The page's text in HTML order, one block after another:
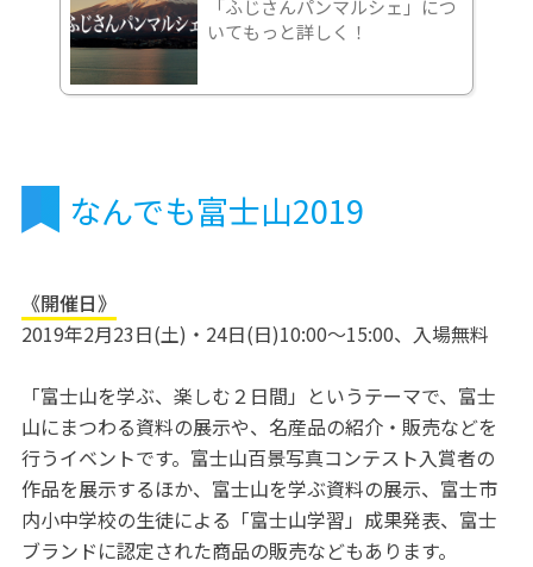
「ふじさんパンマルシェ」につ
いてもっと詳しく！
なんでも富士山2019
《開催日》
2019年2月23日(土)・24日(日)10:00～15:00、入場無料
「富士山を学ぶ、楽しむ２日間」というテーマで、富士
山にまつわる資料の展示や、名産品の紹介・販売などを
行うイベントです。富士山百景写真コンテスト入賞者の
作品を展示するほか、富士山を学ぶ資料の展示、富士市
内小中学校の生徒による「富士山学習」成果発表、富士
ブランドに認定された商品の販売などもあります。